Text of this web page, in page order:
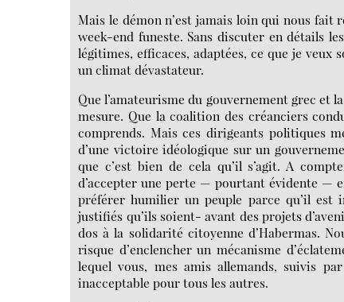
Mais le démon n’est jamais loin qui nous fait
week-end funeste. Sans discuter en détails
légitimes, efficaces, adaptées, ce que je
un climat dévastateur.
Que l’amateurisme du gouvernement grec et
mesure. Que la coalition des créanciers
comprends. Mais ces dirigeants politiques
d’une victoire idéologique sur un
que c’est bien de cela qu’il s’agit. A
d’accepter une perte — pourtant évidente —
préférer humilier un peuple parce qu’il est
justifiés qu’ils soient- avant des projets
dos à la solidarité citoyenne d’Habermas.
risque d’enclencher un mécanisme
lequel vous, mes amis allemands, suivis
inacceptable pour tous les autres.